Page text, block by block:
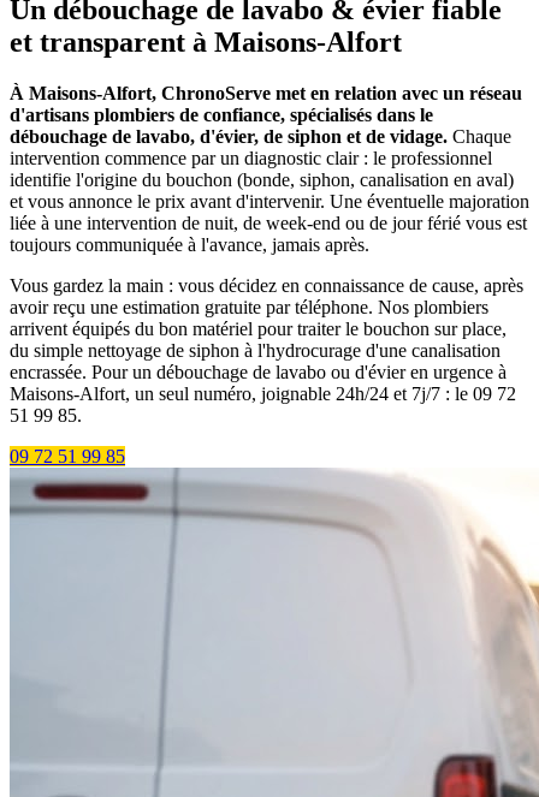
Un débouchage de lavabo & évier fiable
et transparent à Maisons-Alfort
À Maisons-Alfort, ChronoServe met en relation avec un réseau
d'artisans plombiers de confiance, spécialisés dans le
débouchage de lavabo, d'évier, de siphon et de vidage. Chaque
intervention commence par un diagnostic clair : le professionnel
identifie l'origine du bouchon (bonde, siphon, canalisation en aval)
et vous annonce le prix avant d'intervenir. Une éventuelle majoration
liée à une intervention de nuit, de week-end ou de jour férié vous est
toujours communiquée à l'avance, jamais après.
Vous gardez la main : vous décidez en connaissance de cause, après
avoir reçu une estimation gratuite par téléphone. Nos plombiers
arrivent équipés du bon matériel pour traiter le bouchon sur place,
du simple nettoyage de siphon à l'hydrocurage d'une canalisation
encrassée. Pour un débouchage de lavabo ou d'évier en urgence à
Maisons-Alfort, un seul numéro, joignable 24h/24 et 7j/7 : le 09 72
51 99 85.
09 72 51 99 85